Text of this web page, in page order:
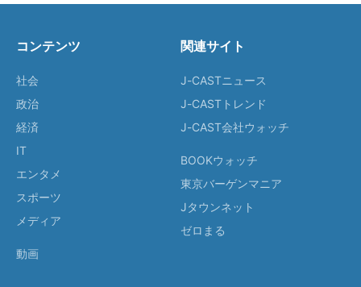
コンテンツ
社会
政治
経済
IT
エンタメ
スポーツ
メディア
動画
関連サイト
J-CASTニュース
J-CASTトレンド
J-CAST会社ウォッチ
BOOKウォッチ
東京バーゲンマニア
Jタウンネット
ゼロまる